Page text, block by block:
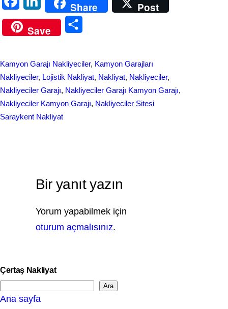
a
c
o
o
k
i
n
d
I
n
Share
Post
Save
r
e
Kamyon Garajı Nakliyeciler, Kamyon Garajları
Nakliyeciler, Lojistik Nakliyat, Nakliyat, Nakliyeciler
Nakliyeciler Garajı, Nakliyeciler Garajı Kamyon Garajı
Nakliyeciler Kamyon Garajı, Nakliyeciler Sitesi
Saraykent Nakliyat
Bir yanıt yazın
Yorum yapabilmek için
oturum açmalısınız.
Çertaş Nakliyat
e
Ara
Ana sayfa